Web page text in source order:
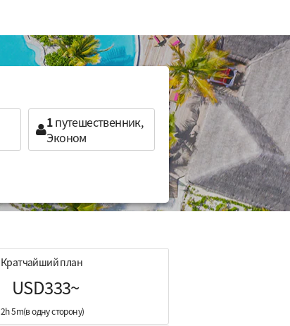
1путешественник,
Эконом
Кратчайший план
USD333~
2h 5m(в одну сторону)